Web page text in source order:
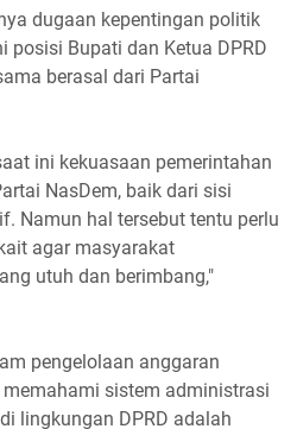
dugaan kepentingan politik
posisi Bupati dan Ketua DPRD
berasal dari Partai
ini kekuasaan pemerintahan
NasDem, baik dari sisi
Namun hal tersebut tentu perlu
agar masyarakat
utuh dan berimbang,"
pengelolaan anggaran
sistem administrasi
lingkungan DPRD adalah